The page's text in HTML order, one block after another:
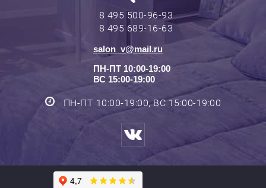
8 495 500-96-93
8 495 689-16-63
salon_v@mail.ru
ПН-ПТ 10:00-19:00
ВС 15:00-19:00
ПН-ПТ 10:00-19:00, ВС 15:00-19:00